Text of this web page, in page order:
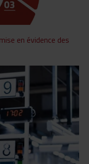
en évidence des